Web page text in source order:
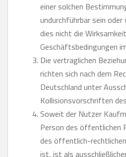
einer solchen
undurchführbar sein
dies nicht die
Geschäftsbedingungen
Die vertraglichen
richten sich nach dem
Deutschland unter
Kollisionsvorschriften
Soweit der Nutzer
Person des öffentlichen
des öffentlich-
ist, ist als